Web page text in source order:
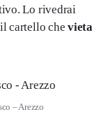
Lo rivedrai
cartello che vieta
– Arezzo